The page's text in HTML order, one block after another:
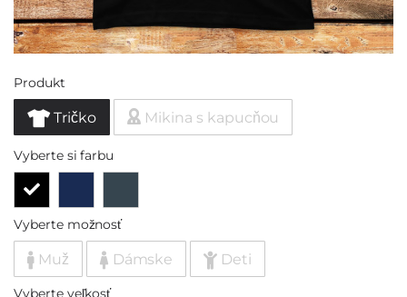
Produkt
Tričko Mikina s kapucňou
Vyberte si farbu
Vyberte možnosť
Muž Dámske Deti
Vyberte veľkosť